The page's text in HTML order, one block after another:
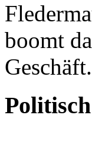
boomt
Geschäft.